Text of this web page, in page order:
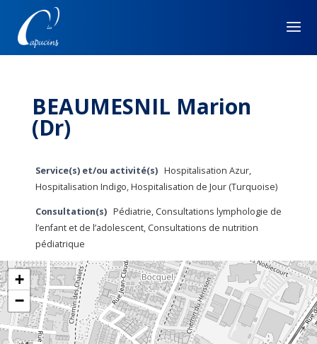
BEAUMESNIL Marion
(Dr)
Service(s) et/ou activité(s) Hospitalisation Azur,
Hospitalisation Indigo, Hospitalisation de Jour (Turquoise)
Consultation(s) Pédiatrie, Consultations lymphologie de
l’enfant et de l’adolescent, Consultations de nutrition
pédiatrique
+
−